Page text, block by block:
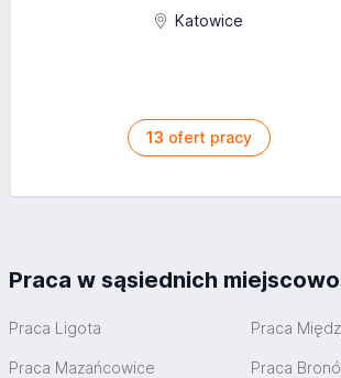
Katowice
13 ofert pracy
Praca w sąsiednich
Praca Ligota Praca
Praca Mazańcowice Praca